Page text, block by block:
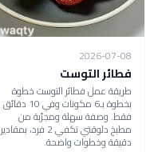
2026-07-08
فطائر التوست
طريقة عمل فطائر التوست خطوة
بخطوة بـ6 مكونات وفي 10 دقائق
فقط. وصفة سهلة ومجرّبة من
مطبخ دلوقتي تكفي 2 فرد، بمقادير
دقيقة وخطوات واضحة.